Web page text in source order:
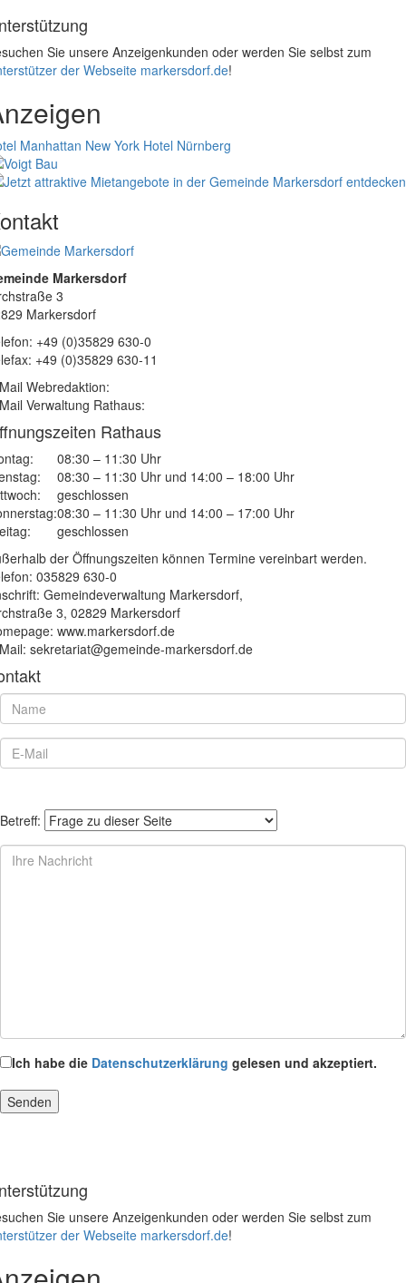
Sie unsere Anzeigenkunden oder werden Sie selbst zum
der Webseite markersdorf.de!
Manhattan New York Hotel Nürnberg
Markersdorf
3
Markersdorf
+49 (0)35829 630-0
+49 (0)35829 630-11
Webredaktion:
Verwaltung Rathaus:
Rathaus
08:30 – 11:30 Uhr
08:30 – 11:30 Uhr und 14:00 – 18:00 Uhr
geschlossen
08:30 – 11:30 Uhr und 14:00 – 17:00 Uhr
geschlossen
der Öffnungszeiten können Termine vereinbart werden.
035829 630-0
Gemeindeverwaltung Markersdorf,
3, 02829 Markersdorf
www.markersdorf.de
sekretariat@gemeinde-markersdorf.de
Betreff:
Ich habe die Datenschutzerklärung gelesen und akzeptiert.
Sie unsere Anzeigenkunden oder werden Sie selbst zum
der Webseite markersdorf.de!